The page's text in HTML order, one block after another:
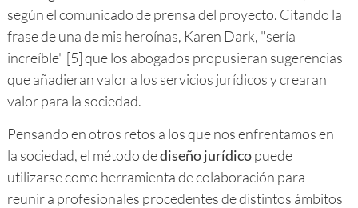
según el comunicado de prensa del proyecto. Citando la
frase de una de mis heroínas, Karen Dark, "sería
increíble" [5] que los abogados propusieran sugerencias
que añadieran valor a los servicios jurídicos y crearan
valor para la sociedad.
Pensando en otros retos a los que nos enfrentamos en
la sociedad, el método dediseño jurídicopuede
utilizarse como herramienta de colaboración para
reunir a profesionales procedentes de distintos ámbitos